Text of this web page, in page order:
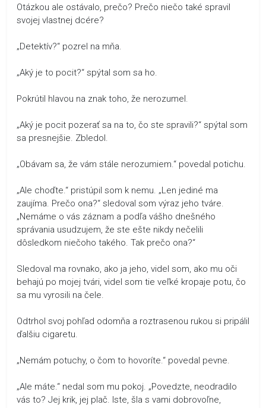
Otázkou ale ostávalo, prečo? Prečo niečo také spravil
svojej vlastnej dcére?
„Detektív?“ pozrel na mňa.
„Aký je to pocit?“ spýtal som sa ho.
Pokrútil hlavou na znak toho, že nerozumel.
„Aký je pocit pozerať sa na to, čo ste spravili?“ spýtal som
sa presnejšie. Zbledol.
„Obávam sa, že vám stále nerozumiem.“ povedal potichu.
„Ale choďte.“ pristúpil som k nemu. „Len jediné ma
zaujíma. Prečo ona?“ sledoval som výraz jeho tváre.
„Nemáme o vás záznam a podľa vášho dnešného
správania usudzujem, že ste ešte nikdy nečelili
dôsledkom niečoho takého. Tak prečo ona?“
Sledoval ma rovnako, ako ja jeho, videl som, ako mu oči
behajú po mojej tvári, videl som tie veľké kropaje potu, čo
sa mu vyrosili na čele.
Odtrhol svoj pohľad odomňa a roztrasenou rukou si pripálil
ďalšiu cigaretu.
„Nemám potuchy, o čom to hovoríte.“ povedal pevne.
„Ale máte.“ nedal som mu pokoj. „Povedzte, neodradilo
vás to? Jej krik, jej plač. Iste, šla s vami dobrovoľne,